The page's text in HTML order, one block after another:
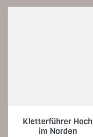
Kletterführer Hoch
im Norden